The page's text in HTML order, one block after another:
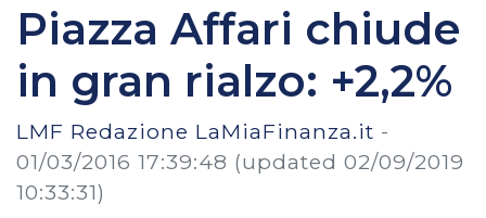
Piazza Affari chiude
in gran rialzo: +2,2%
LMF Redazione LaMiaFinanza.it -
01/03/2016 17:39:48 (updated 02/09/2019
10:33:31)